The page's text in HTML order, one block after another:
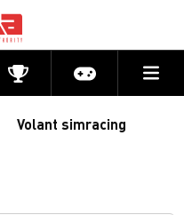
CompétitionsActu jeux
Volant simracing